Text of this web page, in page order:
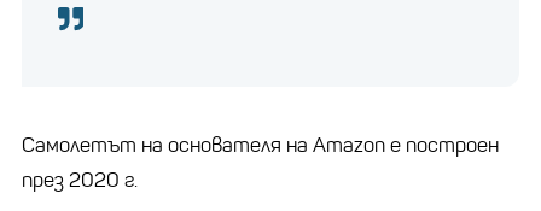
Самолетът на основателя на Amazon е построен
през 2020 г.